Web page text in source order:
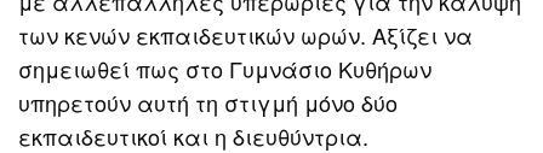
των κενών εκπαιδευτικών ωρών. Αξίζει να
σημειωθεί πως στο Γυμνάσιο Κυθήρων
υπηρετούν αυτή τη στιγμή μόνο δύο
εκπαιδευτικοί και η διευθύντρια.